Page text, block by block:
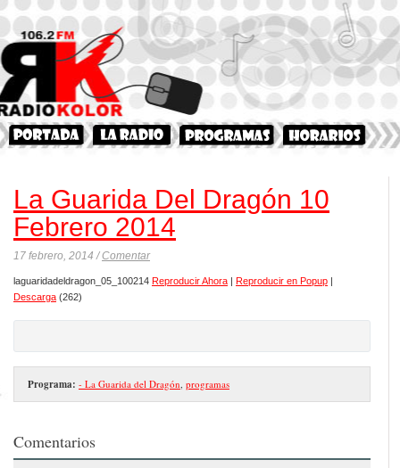
La Guarida Del Dragón 10
Febrero 2014
17 febrero, 2014 /Comentar
laguaridadeldragon_05_100214 Reproducir Ahora | Reproducir en Popup |
Descarga (262)
Programa: - La Guarida del Dragón, programas
Comentarios